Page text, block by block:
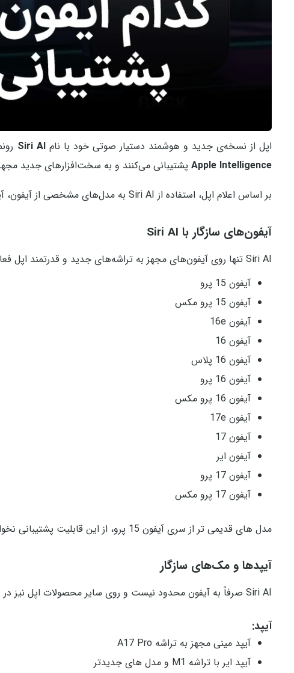
اپل از نسخه‌ی جدید و هوشمند دستیار صوتی خود با نامSiri AI
Apple Intelligence پشتیبانی می‌کنند و به سخت‌افزارهای جدید
بر اساس اعلام اپل، استفاده از Siri AI به مدل‌های مشخصی از آیفون، آیپد، مک و سایر محصولات این شرکت محدود شده است.
آیفون‌های سازگار با Siri AI
Siri AI تنها روی آیفون‌های مجهز به تراشه‌های جدید و قدرتمند اپل فعال می‌شود. فهرست مدل‌های پشتیبانی‌شده به شرح زیر است:
آیفون 15 پرو
آیفون 15 پرو مکس
آیفون 16e
آیفون 16
آیفون 16 پلاس
آیفون 16 پرو
آیفون 16 پرو مکس
آیفون 17e
آیفون 17
آیفون ایر
آیفون 17 پرو
آیفون 17 پرو مکس
مدل‌ های قدیمی‌ تر از سری آیفون 15 پرو، از این قابلیت پشتیبانی نخواهند کرد.
آیپدها و مک‌های سازگار
Siri AI صرفاً به آیفون محدود نیست و روی سایر محصولات اپل نیز در دسترس خواهد بود.
آیپد:
آیپد مینی مجهز به تراشه A17 Pro
آیپد ایر با تراشه M1 و مدل‌ های جدیدتر